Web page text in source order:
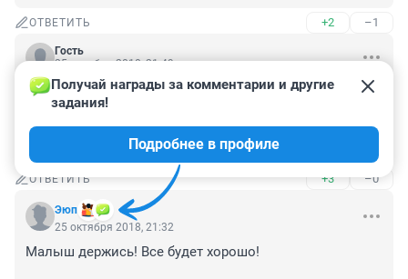
ОТВЕТИТЬ +2 –1
Гость
25 октября 2018, 21:49
Живи мальчик, пожалуйста... Помоги ему Бог...
Родителям сил... А те нелюди, что на горе
человеческом наживаются знайте, час расплаты
придет обязательно...
ОТВЕТИТЬ +3 –0
Эюп
Получай награды за комментарии и другие
задания!
Подробнее в профиле
25 октября 2018, 21:32
Малыш держись! Все будет хорошо!